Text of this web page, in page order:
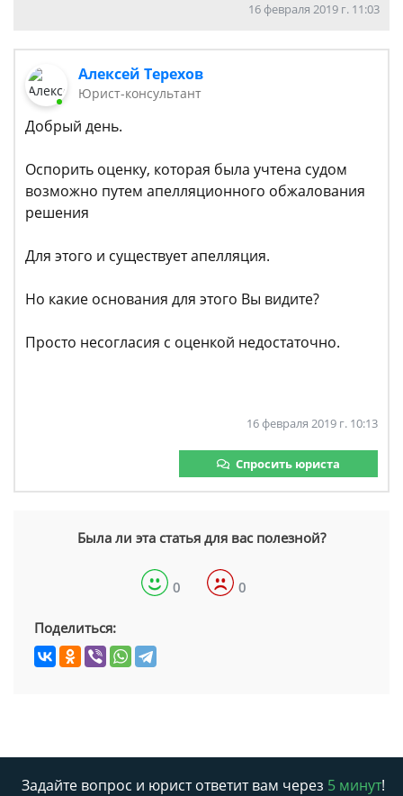
16 февраля 2019 г. 11:03
Алексей Терехов
Юрист-консультант
Добрый день.
Оспорить оценку, которая была учтена судом
возможно путем апелляционного обжалования
решения
Для этого и существует апелляция.
Но какие основания для этого Вы видите?
Просто несогласия с оценкой недостаточно.
16 февраля 2019 г. 10:13
Спросить юриста
Была ли эта статья для вас полезной?
0 0
Поделиться:
Задайте вопрос и юрист ответит вам через 5 минут!